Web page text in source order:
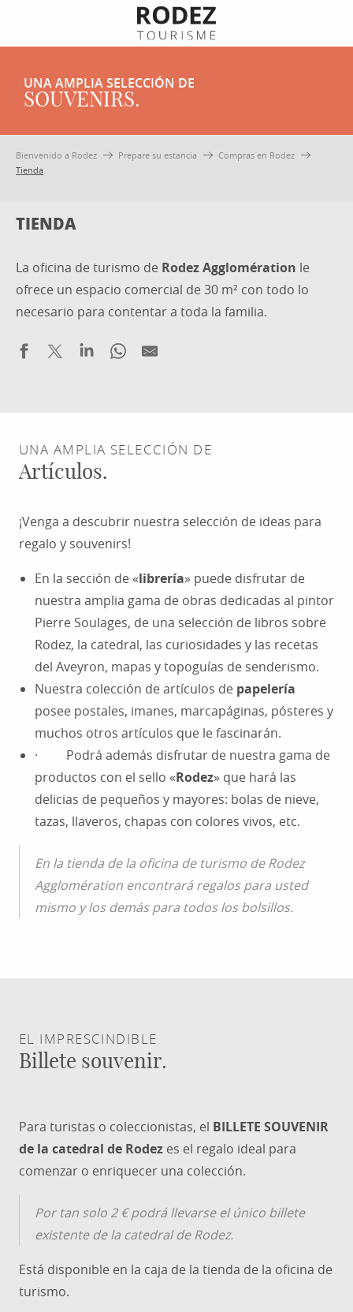
principal
UNA AMPLIA SELECCIÓN DE
SOUVENIRS.
Bienvenido a Rodez Prepare su estancia
Compras en Rodez
Tienda
TIENDA
La oficina de turismo de Rodez Agglomération le
ofrece un espacio comercial de 30 m² con todo lo
necesario para contentar a toda la familia.
UNA AMPLIA SELECCIÓN DE
Artículos.
¡Venga a descubrir nuestra selección de ideas para
regalo y souvenirs!
En la sección de «librería» puede disfrutar de
nuestra amplia gama de obras dedicadas al pintor
Pierre Soulages, de una selección de libros sobre
Rodez, la catedral, las curiosidades y las recetas
del Aveyron, mapas y topoguías de senderismo.
Nuestra colección de artículos de papelería
posee postales, imanes, marcapáginas, pósteres y
muchos otros artículos que le fascinarán.
· Podrá además disfrutar de nuestra gama de
productos con el sello «Rodez» que hará las
delicias de pequeños y mayores: bolas de nieve,
tazas, llaveros, chapas con colores vivos, etc.
En la tienda de la oficina de turismo de Rodez
Agglomération encontrará regalos para usted
mismo y los demás para todos los bolsillos.
EL IMPRESCINDIBLE
Billete souvenir.
Para turistas o coleccionistas, el BILLETE SOUVENIR
de la catedral de Rodez es el regalo ideal para
comenzar o enriquecer una colección.
Por tan solo 2 € podrá llevarse el único billete
existente de la catedral de Rodez.
Está disponible en la caja de la tienda de la oficina de
turismo.